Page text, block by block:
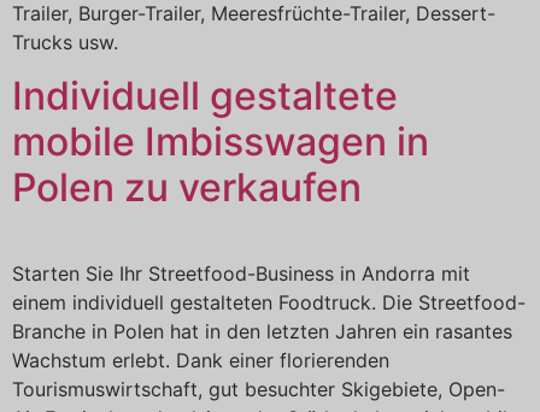
Trailer, Burger-Trailer, Meeresfrüchte-Trailer, Dessert-
Trucks usw.
Individuell gestaltete
mobile Imbisswagen in
Polen zu verkaufen
Starten Sie Ihr Streetfood-Business in Andorra mit
einem individuell gestalteten Foodtruck. Die Streetfood-
Branche in Polen hat in den letzten Jahren ein rasantes
Wachstum erlebt. Dank einer florierenden
Tourismuswirtschaft, gut besuchter Skigebiete, Open-